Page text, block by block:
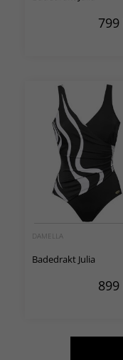
799
DAMELLA
Badedrakt Julia
899